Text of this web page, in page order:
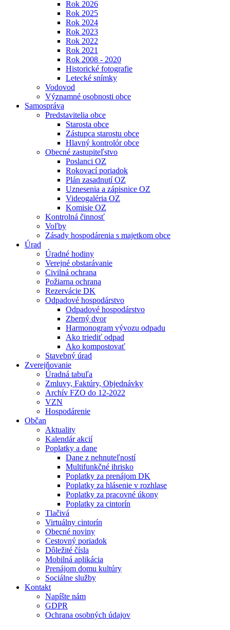
Rok 2026
Rok 2025
Rok 2024
Rok 2023
Rok 2022
Rok 2021
Rok 2008 - 2020
Historické fotografie
Letecké snímky
Vodovod
Významné osobnosti obce
Samospráva
Predstavitelia obce
Starosta obce
Zástupca starostu obce
Hlavný kontrolór obce
Obecné zastupiteľstvo
Poslanci OZ
Rokovací poriadok
Plán zasadnutí OZ
Uznesenia a zápisnice OZ
Videogaléria OZ
Komisie OZ
Kontrolná činnosť
Voľby
Zásady hospodárenia s majetkom obce
Úrad
Úradné hodiny
Verejné obstarávanie
Civilná ochrana
Požiarna ochrana
Rezervácie DK
Odpadové hospodárstvo
Odpadové hospodárstvo
Zberný dvor
Harmonogram vývozu odpadu
Ako triediť odpad
Ako kompostovať
Stavebný úrad
Zverejňovanie
Úradná tabuľa
Zmluvy, Faktúry, Objednávky
Archív FZO do 12-2022
VZN
Hospodárenie
Občan
Aktuality
Kalendár akcií
Poplatky a dane
Dane z nehnuteľností
Multifunkčné ihrisko
Poplatky za prenájom DK
Poplatky za hlásenie v rozhlase
Poplatky za pracovné úkony
Poplatky za cintorín
Tlačivá
Virtuálny cintorín
Obecné noviny
Cestovný poriadok
Dôležité čísla
Mobilná aplikácia
Prenájom domu kultúry
Sociálne služby
Kontakt
Napíšte nám
GDPR
Ochrana osobných údajov